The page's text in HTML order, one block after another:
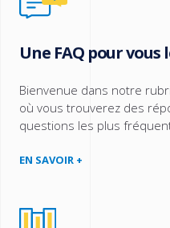
Une FAQ pour vous
Bienvenue dans notre
où vous trouverez des
questions les plus
EN SAVOIR +